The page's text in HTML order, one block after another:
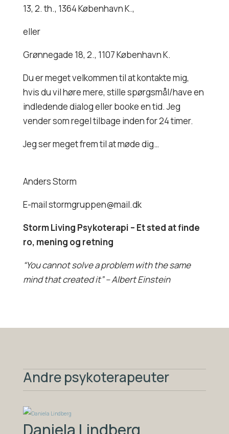
13, 2. th., 1364 København K.,
eller
Grønnegade 18, 2., 1107 København K.
Du er meget velkommen til at kontakte mig,
hvis du vil høre mere, stille spørgsmål/have en
indledende dialog eller booke en tid. Jeg
vender som regel tilbage inden for 24 timer.
Jeg ser meget frem til at møde dig…
Anders Storm
E-mail stormgruppen@mail.dk
Storm Living Psykoterapi – Et sted at finde
ro, mening og retning
“You cannot solve a problem with the same
mind that created it” – Albert Einstein
Andre psykoterapeuter
Daniela Lindberg